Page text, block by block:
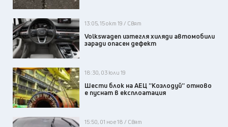
13:05, 15 окт 19 / Свят
Volkswagen изтегля хиляди автомобили
заради опасен дефект
18:30, 03 юли 19
Шести блок на АЕЦ ''Козлодуй'' отново
е пуснат в експлоатация
15:50, 01 ное 18 / Свят